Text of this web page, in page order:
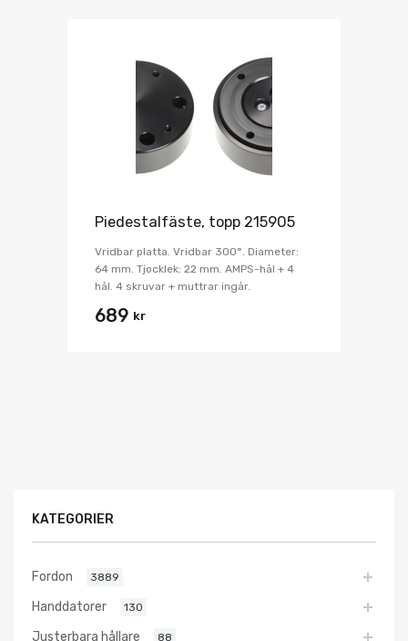
Piedestalfäste, topp 215905
Vridbar platta. Vridbar 300°. Diameter:
64 mm. Tjocklek: 22 mm. AMPS-hål + 4
hål. 4 skruvar + muttrar ingår.
689 kr
KATEGORIER
Fordon 3889
Handdatorer 130
Justerbara hållare 88